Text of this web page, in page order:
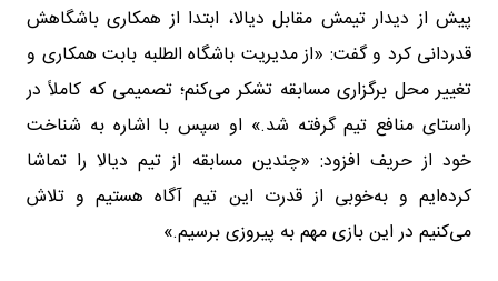
پیش از دیدار تیمش مقابل دیالا، ابتدا از همکاری باشگاهش
قدردانی کرد و گفت: «از مدیریت باشگاه الطلبه بابت همکاری و
تغییر محل برگزاری مسابقه تشکر می‌کنم؛ تصمیمی که کاملاً در
راستای منافع تیم گرفته شد.» او سپس با اشاره به شناخت
خود از حریف افزود: «چندین مسابقه از تیم دیالا را تماشا
کرده‌ایم و به‌خوبی از قدرت این تیم آگاه هستیم و تلاش
می‌کنیم در این بازی مهم به پیروزی برسیم.»